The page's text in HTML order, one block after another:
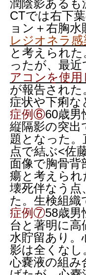
潤陰影ある
CTでは右下
ョン＋右胸
レジオネラ感
と考えられ
ったが、最近
アコンを使用
が報告され
症状や下痢な
症例⑥60歳
縦隔影の突出
題となった
点で結ぶ<佐
面像で胸骨背
瘍と考えられ
壊死伴なう点
た。生検組織
症例⑦58歳
台と著明に
水貯留あり。
影は全くなし
心嚢液の組み